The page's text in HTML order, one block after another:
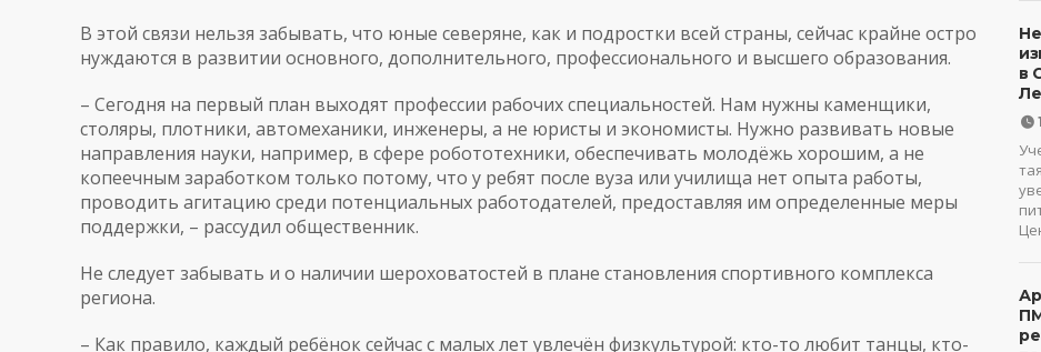
В этой связи нельзя забывать, что юные северяне, как и подростки всей страны, сейчас крайне остро
нуждаются в развитии основного, дополнительного, профессионального и высшего образования.
– Сегодня на первый план выходят профессии рабочих специальностей. Нам нужны каменщики,
столяры, плотники, автомеханики, инженеры, а не юристы и экономисты. Нужно развивать новые
направления науки, например, в сфере робототехники, обеспечивать молодёжь хорошим, а не
копеечным заработком только потому, что у ребят после вуза или училища нет опыта работы,
проводить агитацию среди потенциальных работодателей, предоставляя им определенные меры
поддержки, – рассудил общественник.
Не следует забывать и о наличии шероховатостей в плане становления спортивного комплекса
региона.
– Как правило, каждый ребёнок сейчас с малых лет увлечён физкультурой: кто-то любит танцы, кто-
в